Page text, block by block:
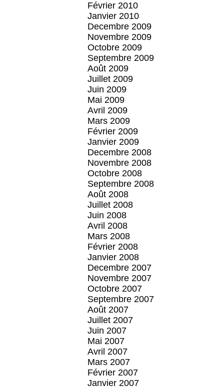
Février 2010
Janvier 2010
Decembre 2009
Novembre 2009
Octobre 2009
Septembre 2009
Août 2009
Juillet 2009
Juin 2009
Mai 2009
Avril 2009
Mars 2009
Février 2009
Janvier 2009
Decembre 2008
Novembre 2008
Octobre 2008
Septembre 2008
Août 2008
Juillet 2008
Juin 2008
Avril 2008
Mars 2008
Février 2008
Janvier 2008
Decembre 2007
Novembre 2007
Octobre 2007
Septembre 2007
Août 2007
Juillet 2007
Juin 2007
Mai 2007
Avril 2007
Mars 2007
Février 2007
Janvier 2007